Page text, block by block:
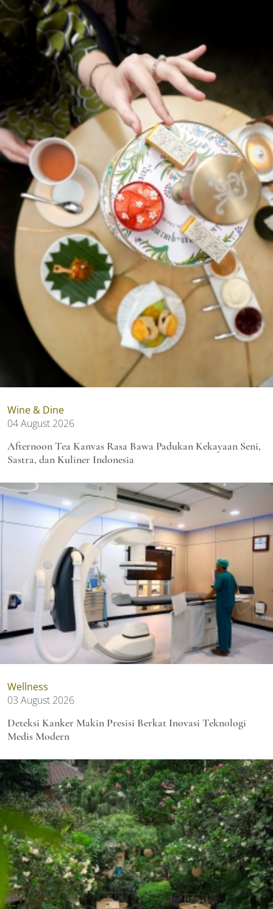
Wine & Dine
04 August 2026
Afternoon Tea Kanvas Rasa Bawa Padukan Kekayaan Seni,
Sastra, dan Kuliner Indonesia
Wellness
03 August 2026
Deteksi Kanker Makin Presisi Berkat Inovasi Teknologi
Medis Modern